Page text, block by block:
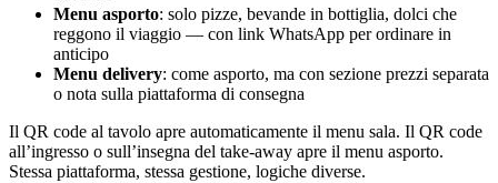
Menu asporto: solo pizze, bevande in bottiglia, dolci che
reggono il viaggio — con link WhatsApp per ordinare in
anticipo
Menu delivery: come asporto, ma con sezione prezzi separata
o nota sulla piattaforma di consegna
Il QR code al tavolo apre automaticamente il menu sala. Il QR code
all’ingresso o sull’insegna del take-away apre il menu asporto.
Stessa piattaforma, stessa gestione, logiche diverse.